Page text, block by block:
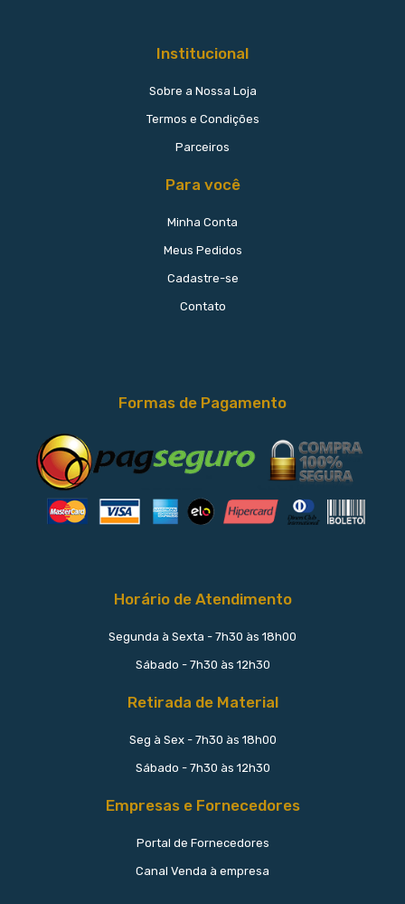
Institucional
Sobre a Nossa Loja
Termos e Condições
Parceiros
Para você
Minha Conta
Meus Pedidos
Cadastre-se
Contato
Formas de Pagamento
Horário de Atendimento
Segunda à Sexta - 7h30 às 18h00
Sábado - 7h30 às 12h30
Retirada de Material
Seg à Sex - 7h30 às 18h00
Sábado - 7h30 às 12h30
Empresas e Fornecedores
Portal de Fornecedores
Canal Venda à empresa